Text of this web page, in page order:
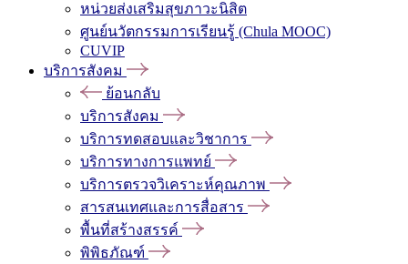
หน่วยส่งเสริมสุขภาวะนิสิต
ศูนย์นวัตกรรมการเรียนรู้ (Chula MOOC)
CUVIP
บริการสังคม
ย้อนกลับ
บริการสังคม
บริการทดสอบและวิชาการ
บริการทางการแพทย์
บริการตรวจวิเคราะห์คุณภาพ
สารสนเทศและการสื่อสาร
พื้นที่สร้างสรรค์
พิพิธภัณฑ์